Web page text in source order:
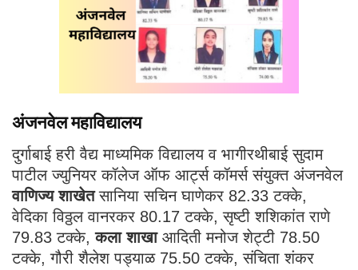
अंजनवेल महाविद्यालय
दुर्गाबाई हरी वैद्य माध्यमिक विद्यालय व भागीरथीबाई सुदाम
पाटील ज्युनियर कॉलेज ऑफ आर्ट्स कॉमर्स संयुक्त अंजनवेल
वाणिज्य शाखेतसानिया सचिन घाणेकर 82.33 टक्के,
वेदिका विठ्ठल वानरकर 80.17 टक्के, सृष्टी शशिकांत राणे
79.83 टक्के,कला शाखाआदिती मनोज शेट्टी 78.50
टक्के, गौरी शैलेश पड्याळ 75.50 टक्के, संचिता शंकर